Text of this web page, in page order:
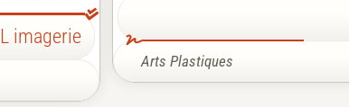
L imagerie
Arts Plastiques